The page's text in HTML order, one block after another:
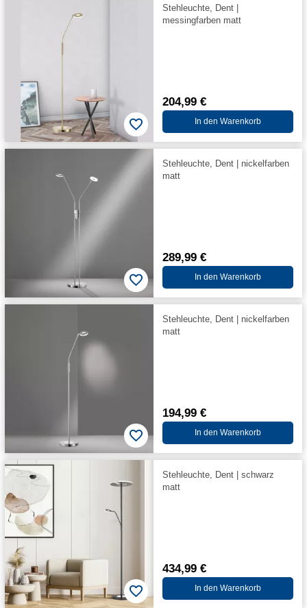
Stehleuchte, Dent |
messingfarben matt
204,99 €
In den Warenkorb
Stehleuchte, Dent | nickelfarben
matt
289,99 €
In den Warenkorb
Stehleuchte, Dent | nickelfarben
matt
194,99 €
In den Warenkorb
Stehleuchte, Dent | schwarz
matt
434,99 €
In den Warenkorb